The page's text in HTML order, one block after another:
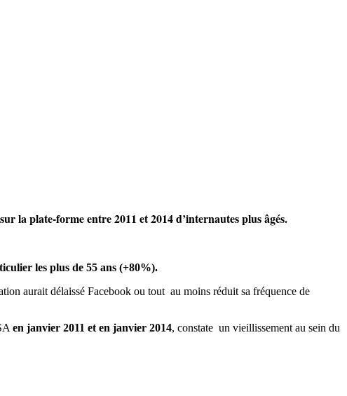
la plate-forme entre 2011 et 2014 d’internautes plus âgés.
les plus de 55 ans (+80%).
aurait délaissé Facebook ou tout au moins réduit sa fréquence de
en janvier 2011 et en janvier 2014, constate un vieillissement au sein du